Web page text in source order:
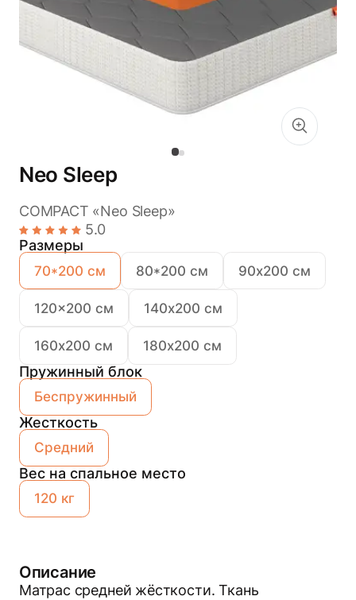
Neo Sleep
COMPACT «Neo Sleep»
5.0
Размеры
70*200 см 80*200 см 90х200 см
120x200 см 140х200 см
160х200 см 180х200 см
Пружинный блок
Беспружинный
Жесткость
Средний
Вес на спальное место
120 кг
Описание
Мат­рас сред­ней жёс­ткос­ти. Ткань